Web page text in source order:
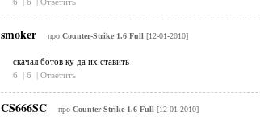
smoker про Counter-Strike 1.6 Full [12-01-2010]
скачал ботов ку да их ставить
6
| 6 | Ответить
CS666SC про Counter-Strike 1.6 Full [12-01-2010]